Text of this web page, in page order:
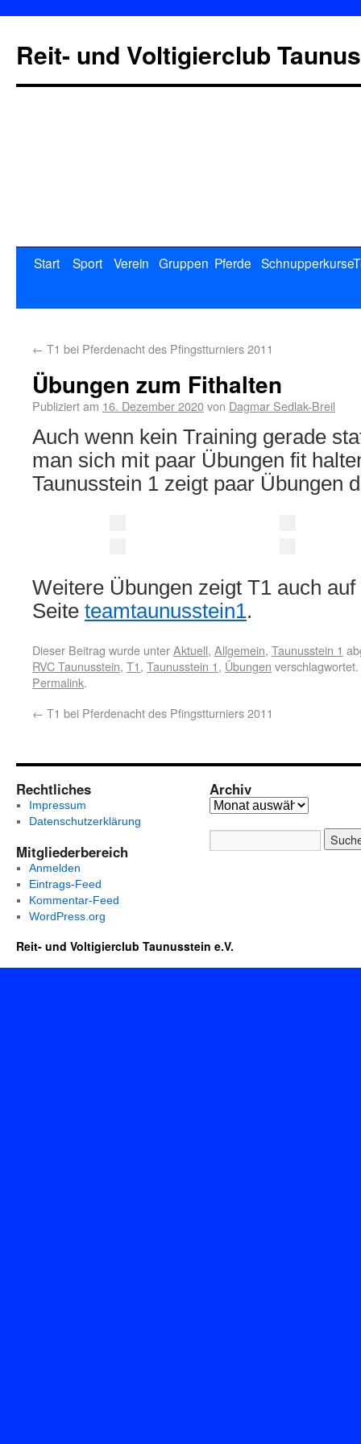
Reit- und Voltigierclub
Start Sport Verein Gruppen Pferde Schnupperkurse
← T1 bei Pferdenacht des Pfingstturniers 2011
Übungen zum Fithalten
Publiziert am 16. Dezember 2020von Dagmar Sedlak-Breil
Auch wenn kein Training gerade
man sich mit paar Übungen fit
Taunusstein 1 zeigt paar Übungen
Weitere Übungen zeigt T1 auch
Seite teamtaunusstein1.
Dieser Beitrag wurde unterAktuell, Allgemein, Taunusstein 1
RVC Taunusstein, T1, Taunusstein 1, Übungen
Permalink.
← T1 bei Pferdenacht des Pfingstturniers 2011
Rechtliches
Impressum
Datenschutzerklärung
Mitgliederbereich
Anmelden
Eintrags-Feed
Kommentar-Feed
WordPress.org
Archiv
Reit- und Voltigierclub Taunusstein e.V.